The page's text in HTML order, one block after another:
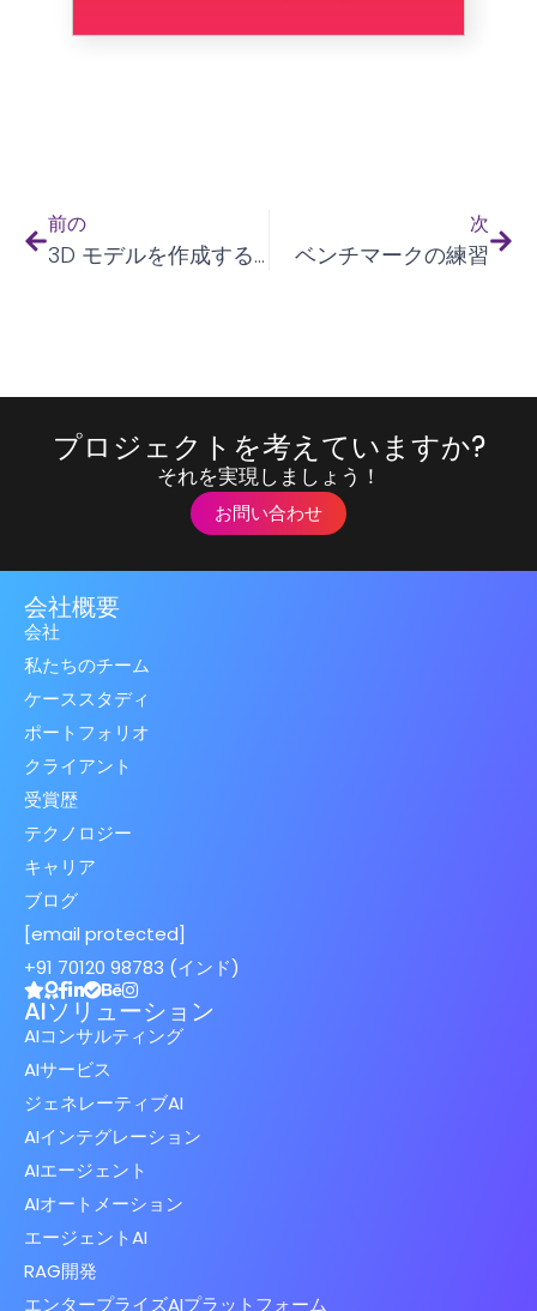
前の
3D モデルを作成するための Web ベースのアプリケーション
次
ベンチマークの練習
プロジェクトを考えていますか?
それを実現しましょう！
お問い合わせ
会社概要
会社
私たちのチーム
ケーススタディ
ポートフォリオ
クライアント
受賞歴
テクノロジー
キャリア
ブログ
[email protected]
+91 70120 98783 (インド)
AIソリューション
AIコンサルティング
AIサービス
ジェネレーティブAI
AIインテグレーション
AIエージェント
AIオートメーション
エージェントAI
RAG開発
エンタープライズAIプラットフォーム